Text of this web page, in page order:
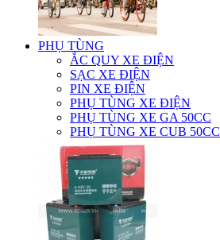
PHỤ TÙNG
ẮC QUY XE ĐIỆN
SẠC XE ĐIỆN
PIN XE ĐIỆN
PHỤ TÙNG XE ĐIỆN
PHỤ TÙNG XE GA 50CC
PHỤ TÙNG XE CUB 50CC